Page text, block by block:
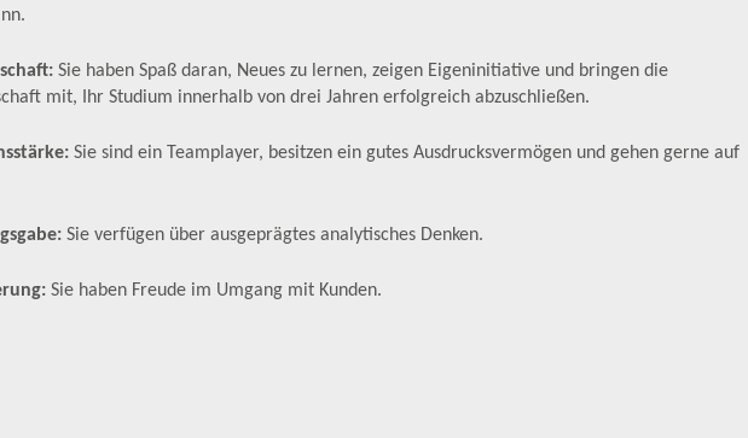
Sie haben Spaß daran, Neues zu lernen, zeigen Eigeninitiative und bringen die
mit, Ihr Studium innerhalb von drei Jahren erfolgreich abzuschließen.
Sie sind ein Teamplayer, besitzen ein gutes Ausdrucksvermögen und gehen gerne auf
Sie verfügen über ausgeprägtes analytisches Denken.
Sie haben Freude im Umgang mit Kunden.